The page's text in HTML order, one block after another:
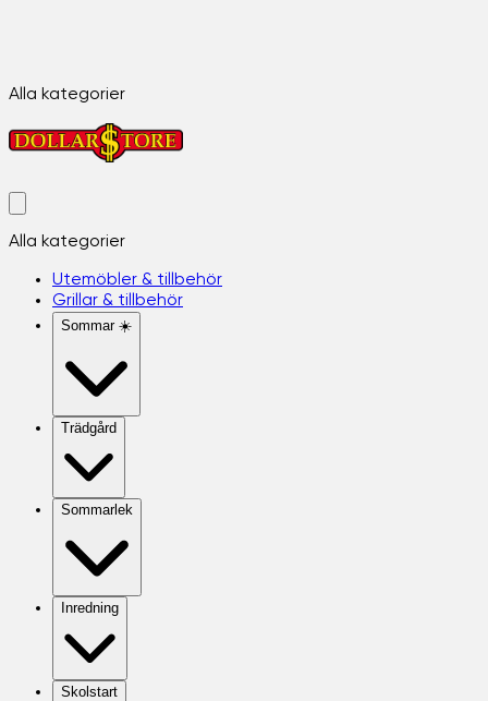
Alla kategorier
Alla kategorier
Utemöbler & tillbehör
Grillar & tillbehör
Sommar ☀️
Trädgård
Sommarlek
Inredning
Skolstart